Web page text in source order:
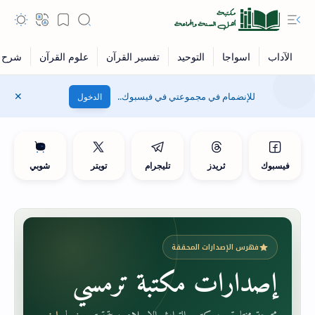
للإنضمام في مجموعتي في فيسبوك.. الدخول
فيسبوك ثريدز تليجرام تويتر شوبي
فهرس الإصدارات المحققة
إصدارات مكتبة ترمسي